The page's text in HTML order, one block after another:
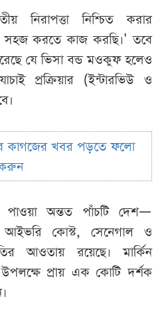
নিরাপত্তা নিশ্চিত করার
সহজ করতে কাজ করছি।' তবে
যে ভিসা বন্ড মওকুফ হলেও
প্রক্রিয়ার (ইন্টারভিউ ও
কাগজের খবর পড়তে ফলো
পাওয়া অন্তত পাঁচটি দেশ—
আইভরি কোস্ট, সেনেগাল ও
আওতায় রয়েছে। মার্কিন
উপলক্ষে প্রায় এক কোটি দর্শক